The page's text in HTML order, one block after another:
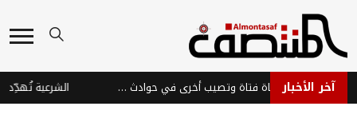
آخر الأخبار صواعق تعز تودي بحياة فتاة وتصيب أخرى في حوادث مأساوية الشرعية تُهدِّد ..